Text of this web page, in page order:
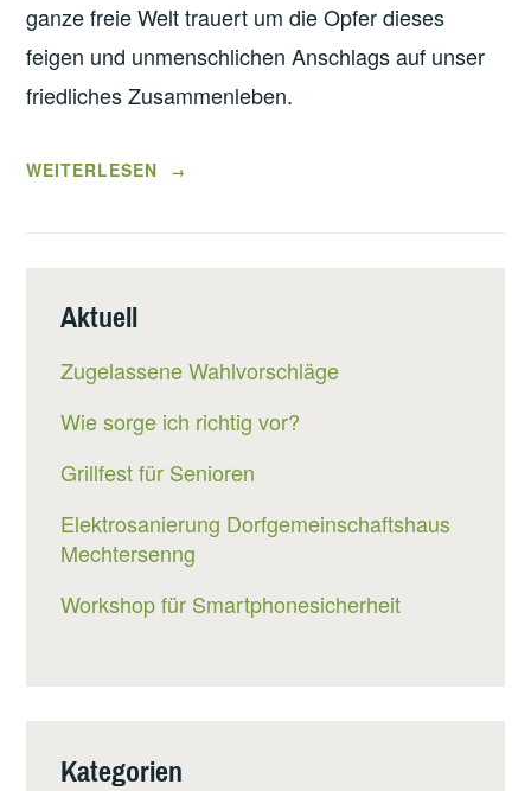
ganze freie Welt trauert um die Opfer dieses
feigen und unmenschlichen Anschlags auf unser
friedliches Zusammenleben.
„GRUSSWORTE D
ND Z
AHRESWECHSEL“
WEITERLESEN →
Aktuell
Zugelassene Wahlvorschläge
Wie sorge ich richtig vor?
Grillfest für Senioren
Elektrosanierung Dorfgemeinschaftshaus
Mechtersenng
Workshop für Smartphonesicherheit
Kategorien